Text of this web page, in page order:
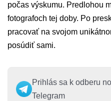
počas výskumu. Predlohou
fotografoch tej doby. Po
pracovať na svojom
posúdiť sami.
Prihlás sa k odberu
Telegram